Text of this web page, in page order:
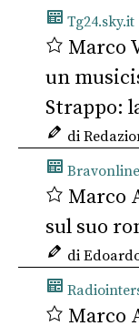
Tg24.sky.it
Marco
un
Strappo:
di
Marco
sul suo
di
Marco